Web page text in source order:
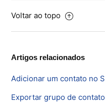
Interno - Skybox
Equipe Ativação
Microsoft SQL Server
Voltar ao topo
Artigos relacionados
Adicionar um contato no
Exportar grupo de